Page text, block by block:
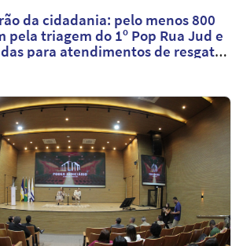
pelo menos 800
pela triagem do 1º Pop Rua Jud e
para atendimentos de resgate